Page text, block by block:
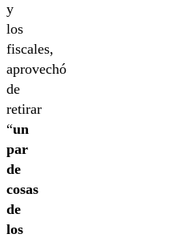
y
los
fiscales,
aprovechó
de
retirar
“un
par
de
cosas
de
los